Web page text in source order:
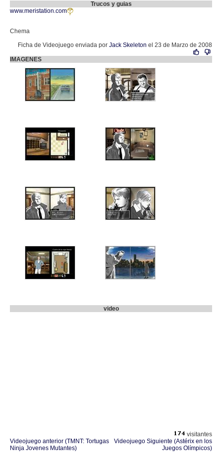
Trucos y guias
www.meristation.com
Chema
Ficha de Videojuego enviada por Jack Skeleton el 23 de Marzo de 2008
IMAGENES
video
visitantes
Videojuego anterior (TMNT: Tortugas
Ninja Jovenes Mutantes)
Videojuego Siguiente (Astérix en los
Juegos Olímpicos)